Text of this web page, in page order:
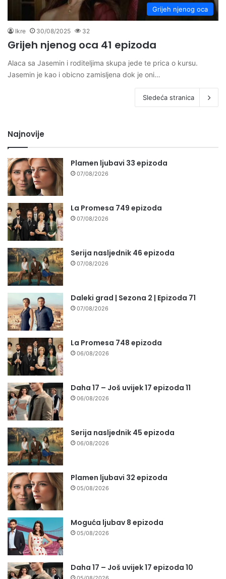
Grijeh njenog oca
Ikre 30/08/2025 32
Grijeh njenog oca 41 epizoda
Alaca sa Jasemin i roditeljima skupa jede te prica o kursu.
Jasemin je kao i obicno zamisljena dok je oni…
Sledeća stranica
Najnovije
Plamen ljubavi 33 epizoda
07/08/2026
La Promesa 749 epizoda
07/08/2026
Serija nasljednik 46 epizoda
07/08/2026
Daleki grad | Sezona 2 | Epizoda 71
07/08/2026
La Promesa 748 epizoda
06/08/2026
Daha 17 – Još uvijek 17 epizoda 11
06/08/2026
Serija nasljednik 45 epizoda
06/08/2026
Plamen ljubavi 32 epizoda
05/08/2026
Moguća ljubav 8 epizoda
05/08/2026
Daha 17 – Još uvijek 17 epizoda 10